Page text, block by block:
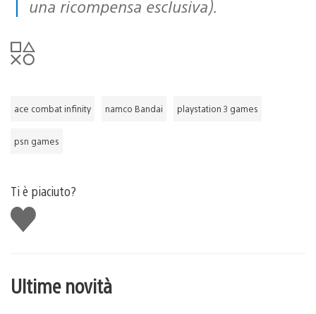
una ricompensa esclusiva).
ace combat infinity namco Bandai playstation 3 games
psn games
Ti è piaciuto?
Mi
piace
Ultime novità